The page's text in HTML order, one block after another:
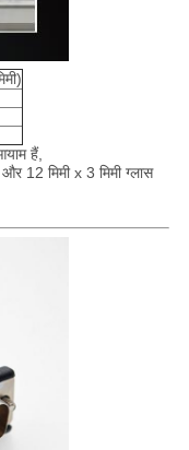
हैं,
12 मिमी x 3 मिमी ग्लास